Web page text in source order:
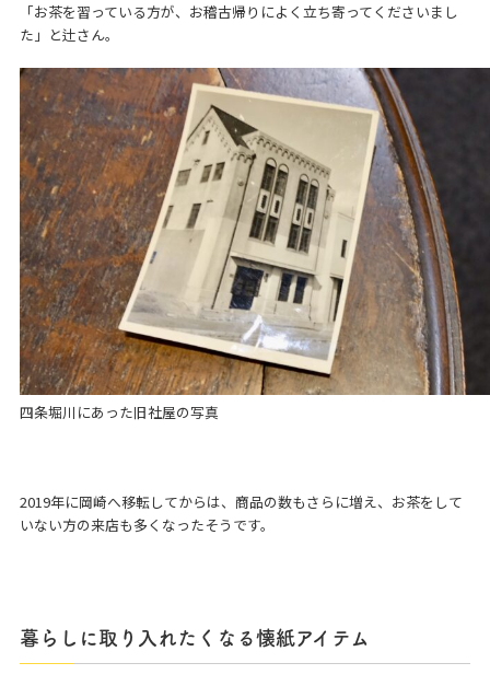
「お茶を習っている方が、お稽古帰りによく立ち寄ってくださいまし
た」と辻さん。
四条堀川にあった旧社屋の写真
2019年に岡崎へ移転してからは、商品の数もさらに増え、お茶をして
いない方の来店も多くなったそうです。
暮らしに取り入れたくなる懐紙アイテム